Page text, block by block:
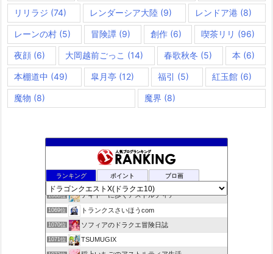
リリラジ (74) レンダーシア大陸 (9) レンドア港 (8)
レーンの村 (5) 冒険譚(9) 創作(6) 喫茶リリ (96)
夜顔 (6) 大岡越前ごっこ (14) 春歌秋冬 (5) 本 (6)
本棚道中 (49) 皐月亭 (12) 福引 (5) 紅玉館(6)
魔物 (8) 魔界 (8)
ランキング ポイント ブロ画
ドラクエ10ラウラの日常とチーム運営ブログ
1067位 デコとギュッとどわこ♪のドラクエ10冒険日記
1068位 テキトーに歩くアストルティア
1069位 トランクスさいほうcom
1070位 ソフィアのドラクエ冒険日誌
1071位 TSUMUGIX